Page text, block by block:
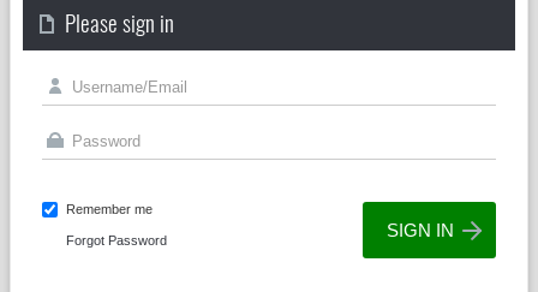
Please sign in
Remember me
Forgot Password